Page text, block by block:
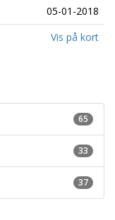
05-01-2018
Vis på kort
65
33
37